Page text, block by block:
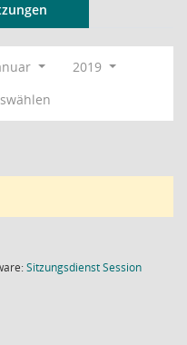
2019
SitzungsdienstSession(Wird in